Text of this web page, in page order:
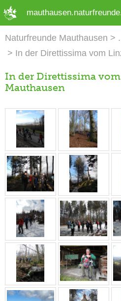
Naturfreunde Mauthausen
In der Direttissima vom
In der Direttissima
Mauthausen